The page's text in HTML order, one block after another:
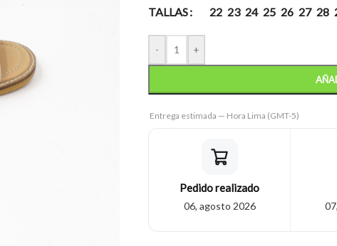
TALLAS 22 23 24 25 26 27 28
- +
Entrega estimada — Hora Lima (GMT-5)
Pedido realizado
06, agosto 2026